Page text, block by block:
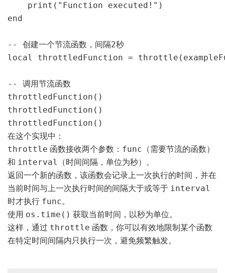
    print("Function executed!")
end
-- 创建一个节流函数，间隔2秒
local throttledFunction =
-- 调用节流函数
throttledFunction()
throttledFunction()
throttledFunction()
在这个实现中：
throttle 函数接收两个参数： func （需要节流的函数）
和 interval
（时间间隔，单位为秒）。
返回一个新的函数，该函数会记录上一次执行的时间，并在
当前时间与上一次执行时间的间隔大于或等于 interval
时才执行 func。
使用 os.time() 获取当前时间，以秒为单位。
这样，通过 throttle 函数，你可以有效地限制某个函数
在特定时间间隔内只执行一次，避免频繁触发。